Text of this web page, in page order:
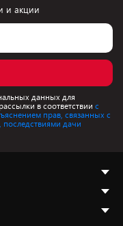
и акции
данных для
в соответствии с
прав, связанных с
дачи